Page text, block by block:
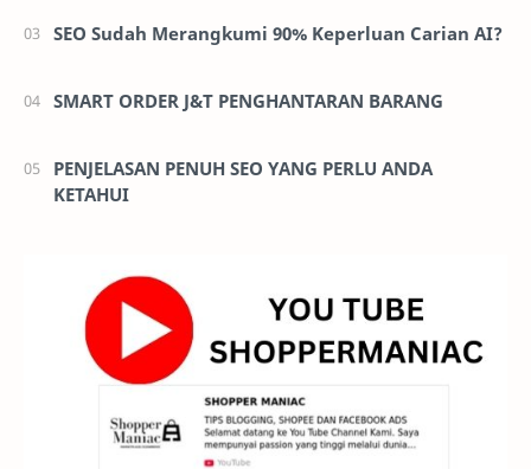
SEO Sudah Merangkumi 90% Keperluan Carian AI?
SMART ORDER J&T PENGHANTARAN BARANG
PENJELASAN PENUH SEO YANG PERLU ANDA
KETAHUI